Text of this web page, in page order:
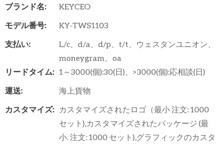
ブランド名:
KEYCEO
モデル番号:
KY-TWS1103
支払い:
L/c、d/a、d/p、t/t、ウェスタンユニオン、
moneygram、oa
リードタイム: 1～3000(個):30(日)、>3000(個):応相談(日)
運送:
海上貨物
カスタマイズ:
カスタマイズされたロゴ（最小 注文: 1000
セット),カスタマイズされたパッケージ (最
小. 注文: 1000 セット),グラフィックのカスタ